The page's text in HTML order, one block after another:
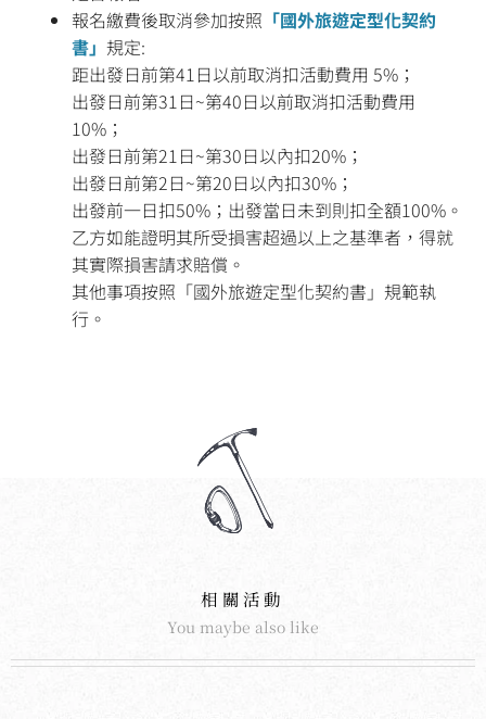
報名繳費後取消參加按照 「國外旅遊定型化契約
書」 規定:
距出發日前第41日以前取消扣活動費用 5%；
出發日前第31日~第40日以前取消扣活動費用
10%；
出發日前第21日~第30日以內扣20%；
出發日前第2日~第20日以內扣30%；
出發前一日扣50%；出發當日未到則扣全額100%。
乙方如能證明其所受損害超過以上之基準者，得就
其實際損害請求賠償。
其他事項按照「國外旅遊定型化契約書」規範執
行。
相關活動
You maybe also like